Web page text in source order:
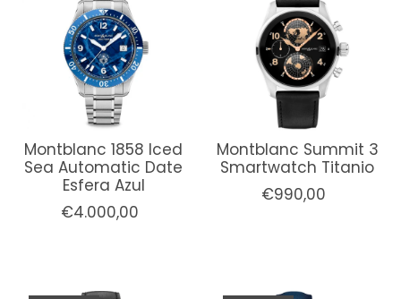
Montblanc 1858 Iced
Sea Automatic Date
Esfera Azul
€4.000,00
Montblanc Summit 3
Smartwatch Titanio
€990,00